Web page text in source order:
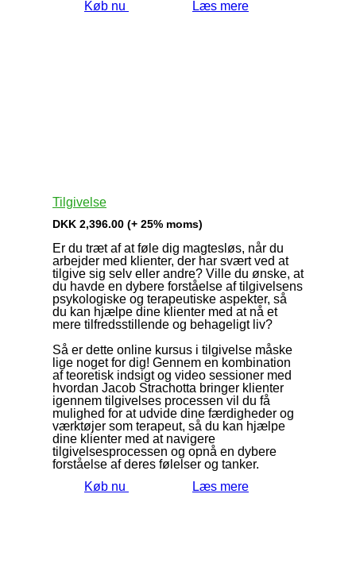
Køb nu Læs mere
Tilgivelse
DKK 2,396.00 (+ 25% moms)
Er du træt af at føle dig magtesløs, når du
arbejder med klienter, der har svært ved at
tilgive sig selv eller andre? Ville du ønske, at
du havde en dybere forståelse af tilgivelsens
psykologiske og terapeutiske aspekter, så
du kan hjælpe dine klienter med at nå et
mere tilfredsstillende og behageligt liv?
Så er dette online kursus i tilgivelse måske
lige noget for dig! Gennem en kombination
af teoretisk indsigt og video sessioner med
hvordan Jacob Strachotta bringer klienter
igennem tilgivelses processen vil du få
mulighed for at udvide dine færdigheder og
værktøjer som terapeut, så du kan hjælpe
dine klienter med at navigere
tilgivelsesprocessen og opnå en dybere
forståelse af deres følelser og tanker.
Køb nu
Læs mere